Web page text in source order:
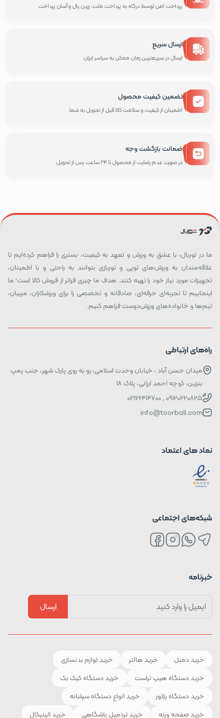
پرداخت امن توسط درگاه به پرداخت ملت، زرین پال و آسان پرداخت
ارسال سریع
ارسال در سریعترین زمان ممکن به سراسر ایران
تضمین کیفیت محصول
اطمینان از کیفیت و سلامت کالا قبل از تحویل به شما.
ضمانت بازگشت وجه
در صورت عدم رضایت از محصول تا 24 ساعت پس از تحویل
ما در توربال، با عشق به ورزش و تعهد به کیفیت، بستری را فراهم کرده‌ایم تا
علاقه‌مندان به ورزش‌های توپی و توربازی بتوانند به راحتی و با اطمینان،
تجهیزات مورد نیاز خود را تهیه کنند. هدف ما چیزی فراتر از فروش کالا است؛ ما
اینجاییم تا تجربه‌ای حرفه‌ای، صادقانه و تخصصی را برای ورزشکاران، مربیان،
تیم‌ها و خانواده‌های ورزش‌دوست فراهم کنیم.
راه‌های ارتباطی
میدان حسن آباد ، خیابان وحدت اسلامی، رو به روی پارک شهر، جنب پمپ
بنزین، کوچه احمد ارزانی، پلاک ۱۸
09120220825 , 02166414700
info@toorball.com
نماد های اعتماد
شبکه‌های اجتماعی
خبرنامه
ارسال
خرید دمبل خرید هالتر
خرید لوازم بدنسازی
خرید دستگاه هیپ تراست
خرید دستگاه کیک بک
خرید دستگاه پلاور
خرید انواع دستگاه سرشانه
خرید صفحه وزنه
خرید تردمیل باشگاهی خرید الپتیکال